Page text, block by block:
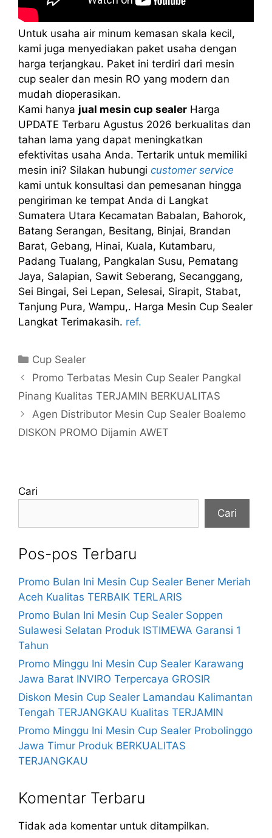
Untuk usaha air minum kemasan skala kecil,
kami juga menyediakan paket usaha dengan
harga terjangkau. Paket ini terdiri dari mesin
cup sealer dan mesin RO yang modern dan
mudah dioperasikan.
Kami hanya jual mesin cup sealer Harga
UPDATE Terbaru Agustus 2026 berkualitas dan
tahan lama yang dapat meningkatkan
efektivitas usaha Anda. Tertarik untuk memiliki
mesin ini? Silakan hubungi customer service
kami untuk konsultasi dan pemesanan hingga
pengiriman ke tempat Anda di Langkat
Sumatera Utara Kecamatan Babalan, Bahorok,
Batang Serangan, Besitang, Binjai, Brandan
Barat, Gebang, Hinai, Kuala, Kutambaru,
Padang Tualang, Pangkalan Susu, Pematang
Jaya, Salapian, Sawit Seberang, Secanggang,
Sei Bingai, Sei Lepan, Selesai, Sirapit, Stabat,
Tanjung Pura, Wampu,. Harga Mesin Cup Sealer
Langkat Terimakasih. ref.
Kategori
Cup Sealer
Promo Terbatas Mesin Cup Sealer Pangkal
Pinang Kualitas TERJAMIN BERKUALITAS
Agen Distributor Mesin Cup Sealer Boalemo
DISKON PROMO Dijamin AWET
Cari
Cari
Pos-pos Terbaru
Promo Bulan Ini Mesin Cup Sealer Bener Meriah
Aceh Kualitas TERBAIK TERLARIS
Promo Bulan Ini Mesin Cup Sealer Soppen
Sulawesi Selatan Produk ISTIMEWA Garansi 1
Tahun
Promo Minggu Ini Mesin Cup Sealer Karawang
Jawa Barat INVIRO Terpercaya GROSIR
Diskon Mesin Cup Sealer Lamandau Kalimantan
Tengah TERJANGKAU Kualitas TERJAMIN
Promo Minggu Ini Mesin Cup Sealer Probolinggo
Jawa Timur Produk BERKUALITAS
TERJANGKAU
Komentar Terbaru
Tidak ada komentar untuk ditampilkan.